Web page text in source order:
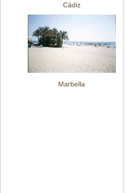
Cádiz
Marbella